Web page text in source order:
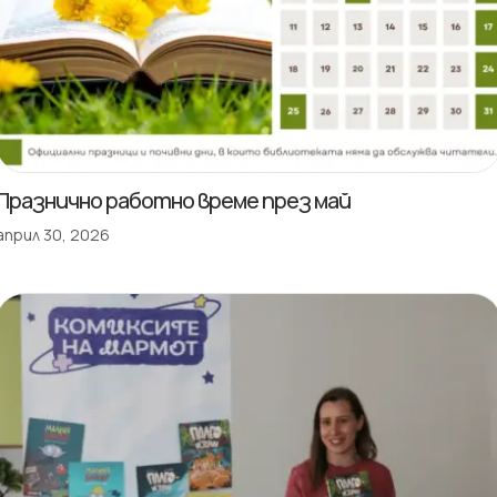
работно време през май
30, 2026